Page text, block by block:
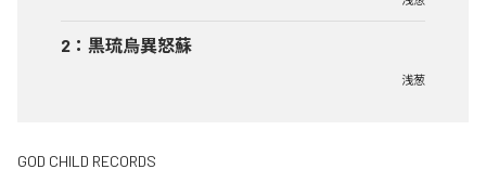
2 ： 黒琉烏異怒蘇
浅葱
GOD CHILD RECORDS